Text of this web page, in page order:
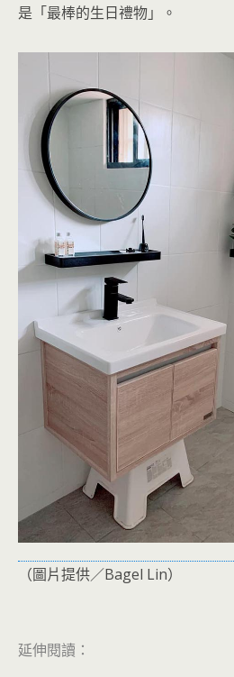
是「最棒的生日禮物」。
（圖片提供／Bagel Lin）
延伸閱讀：